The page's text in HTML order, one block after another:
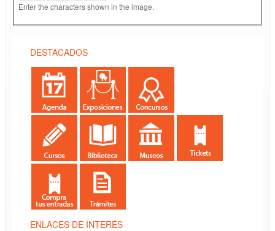
Enter the characters shown in the image.
DESTACADOS
ENLACES DE INTERÉS